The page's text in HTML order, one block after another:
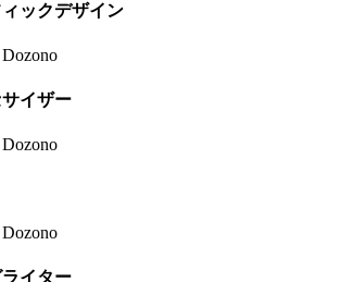
ックデザイン
イザー
イター